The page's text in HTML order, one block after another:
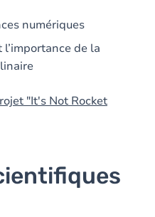
numériques
de la
"It's Not Rocket